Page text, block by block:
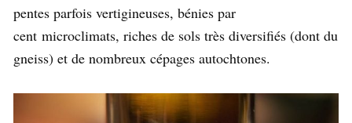
pentes parfois vertigineuses, bénies par
cent microclimats, riches de sols très diversifiés (dont du
gneiss) et de nombreux cépages autochtones.